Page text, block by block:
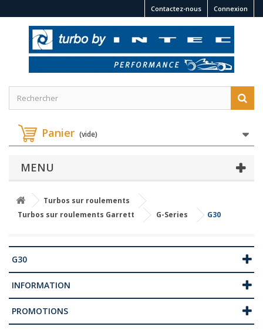
Connexion
Contactez-nous
Panier (vide)
MENU
Turbos sur roulements
Turbos sur roulements Garrett
G-Series G30
G30
INFORMATION
PROMOTIONS